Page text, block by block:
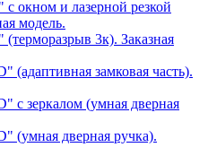
окном и лазерной резкой
модель.
3к). Заказная
(адаптивная замковая часть).
с зеркалом (умная дверная
(умная дверная ручка).